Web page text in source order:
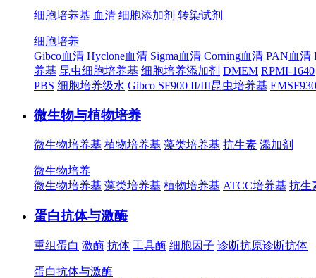
细胞培养基 血清 细胞添加剂 转染试剂
细胞培养
Gibco血清 Hyclone血清 Sigma血清 Corning血清 PAN血清
养基 昆虫细胞培养基 细胞培养添加剂 DMEM RPMI-1640
PBS 细胞培养级水 Gibco SF900 II/III昆虫培养基
微生物与植物培养
微生物培养基 植物培养基 藻类培养基 抗生素 添加剂
微生物培养
微生物培养基 藻类培养基 植物培养基 ATCC培养基 抗生
蛋白抗体与激酶
重组蛋白 激酶 抗体 工具酶 细胞因子 诊断抗原诊断抗体
蛋白抗体与激酶